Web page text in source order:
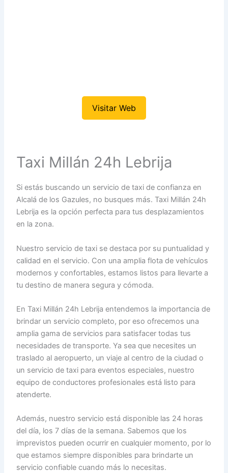
Visitar Web
Taxi Millán 24h Lebrija
Si estás buscando un servicio de taxi de confianza en
Alcalá de los Gazules, no busques más. Taxi Millán 24h
Lebrija es la opción perfecta para tus desplazamientos
en la zona.
Nuestro servicio de taxi se destaca por su puntualidad y
calidad en el servicio. Con una amplia flota de vehículos
modernos y confortables, estamos listos para llevarte a
tu destino de manera segura y cómoda.
En Taxi Millán 24h Lebrija entendemos la importancia de
brindar un servicio completo, por eso ofrecemos una
amplia gama de servicios para satisfacer todas tus
necesidades de transporte. Ya sea que necesites un
traslado al aeropuerto, un viaje al centro de la ciudad o
un servicio de taxi para eventos especiales, nuestro
equipo de conductores profesionales está listo para
atenderte.
Además, nuestro servicio está disponible las 24 horas
del día, los 7 días de la semana. Sabemos que los
imprevistos pueden ocurrir en cualquier momento, por lo
que estamos siempre disponibles para brindarte un
servicio confiable cuando más lo necesitas.